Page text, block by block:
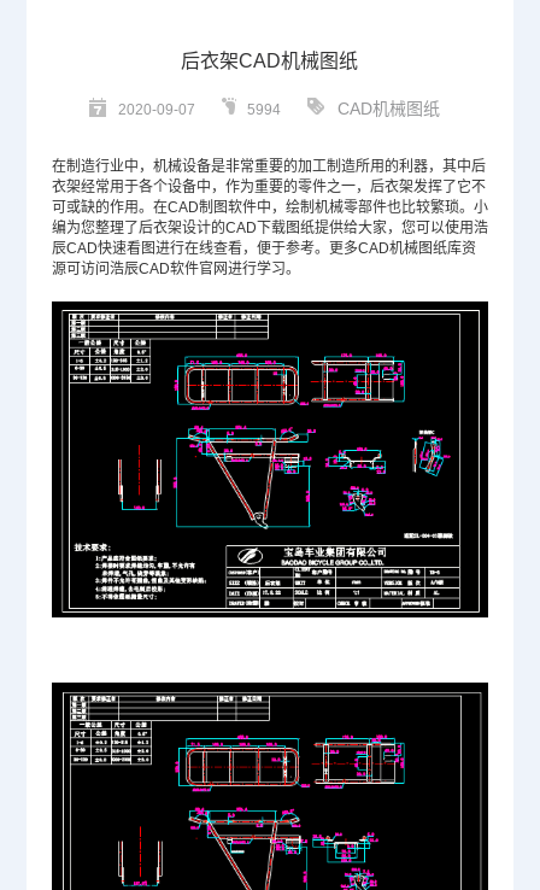
后衣架CAD机械图纸
2020-09-07 5994 CAD机械图纸
在制造行业中，机械设备是非常重要的加工制造所用的利器，其中后
衣架经常用于各个设备中，作为重要的零件之一，后衣架发挥了它不
可或缺的作用。在CAD制图软件中，绘制机械零部件也比较繁琐。小
编为您整理了后衣架设计的CAD 下载图纸提供给大家，您可以使用浩
辰CAD快速看图进行在线查看，便于参考。更多CAD机械图纸库资
源可访问浩辰CAD软件官网进行学习。